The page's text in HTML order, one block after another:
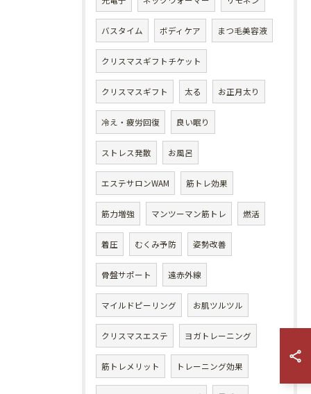
バスタイム ボディケア まつ毛美容液
クリスマスギフトチケット
クリスマスギフト 太る お正月太り
冷え・疲労回復 良い眠り
ストレス発散 お風呂
エステサロンWAM 筋トレ効果
筋力増強 マンツーマン筋トレ 燃活
着圧 むくみ予防 姿勢改善
骨盤サポート 遠赤外線
マイルドピーリング お肌ツルツル
クリスマスエステ ヨガトレーニング
筋トレメリット トレーニング効果